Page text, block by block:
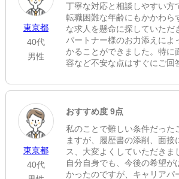
東京都
40代
男性
丁寧な対応と相談しやすい方
転職困難な年齢にもかかわら
な求人を懸命に探していただ
パートナー様のお力添えによ
かることができました。特に
容など不安な点はすぐにご回
ました。
東京都
40代
おすすめ度 9点
私のことで難しい条件だった
ますが、履歴書の添削、面接
ス、大変よくしていただきま
自分自身でも、今後の希望が
かったのですが、キャリアパ